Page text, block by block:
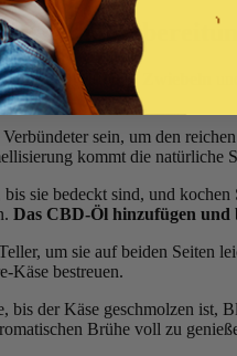
an die
die geschnittenen Zwiebeln
sein, um den
kommt die natürliche
sie bedeckt sind, und
Das CBD-Öl hinzufügen und
um sie auf beiden Seiten
Käse bestreuen.
der Käse geschmolzen
Brühe voll zu